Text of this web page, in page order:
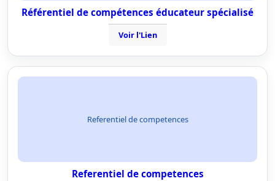
Référentiel de compétences éducateur spécialisé
Voir l'Lien
Referentiel de competences
Referentiel de competences